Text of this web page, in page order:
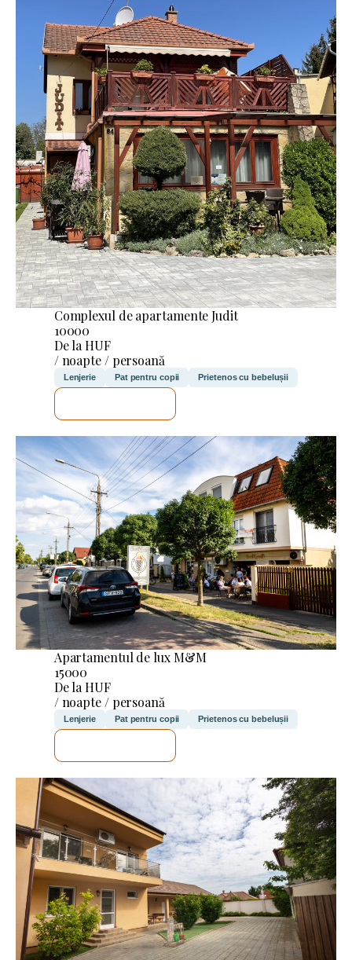
Complexul de apartamente Judit
10000
De la HUF
/ noapte / persoană
Lenjerie Pat pentru copii Prietenos cu bebelușii
Apartamentul de lux M&M
15000
De la HUF
/ noapte / persoană
Lenjerie Pat pentru copii Prietenos cu bebelușii